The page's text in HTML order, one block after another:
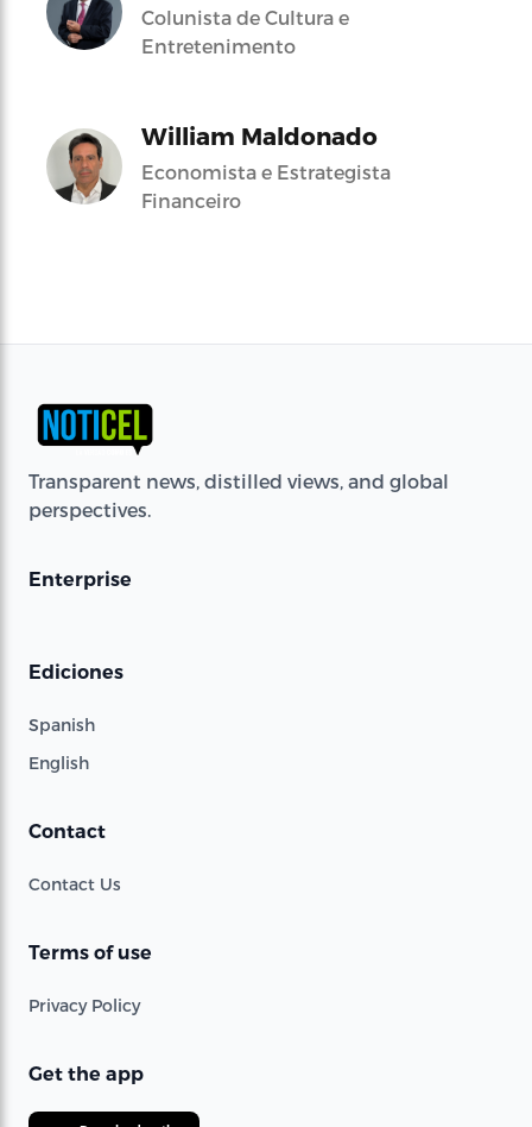
Colunista de Cultura e
Entretenimento
William Maldonado
Economista e Estrategista
Financeiro
Transparent news, distilled views, and global
perspectives.
Enterprise
Ediciones
Spanish
English
Contact
Contact Us
Terms of use
Privacy Policy
Get the app